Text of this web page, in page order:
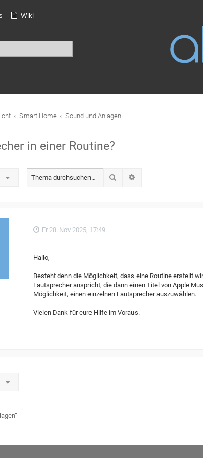
Wiki
Smart Home Sound und Anlagen
in einer Routine?
Suche
Fr 28. Nov 2025, 17:49
Hallo,
Besteht denn die Möglichkeit, dass eine Routine erstellt
Lautsprecher anspricht, die dann einen Titel von Apple
Möglichkeit, einen einzelnen Lautsprecher auszuwählen.
Vielen Dank für eure Hilfe im Voraus.